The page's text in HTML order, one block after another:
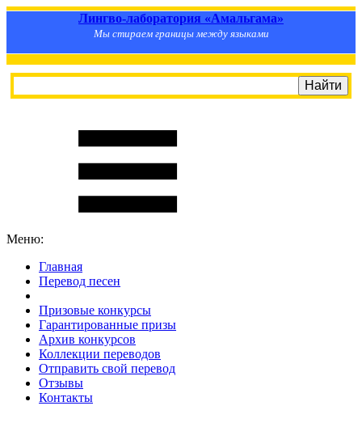
Лингво-лаборатория «Амальгама»
Мы стираем границы между языками
Меню:
Главная
Перевод песен
Призовые конкурсы
Гарантированные призы
Архив конкурсов
Коллекции переводов
Отправить свой перевод
Отзывы
Контакты